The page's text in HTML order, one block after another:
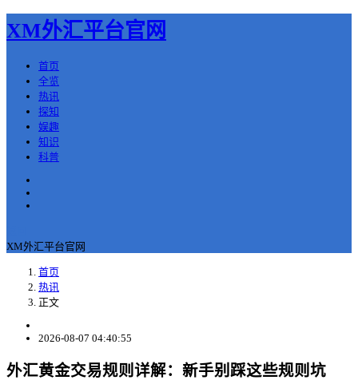
XM外汇平台官网
首页
全览
热讯
探知
娱趣
知识
科普
XM外汇平台官网
首页
热讯
正文
2026-08-07 04:40:55
外汇黄金交易规则详解：新手别踩这些规则坑